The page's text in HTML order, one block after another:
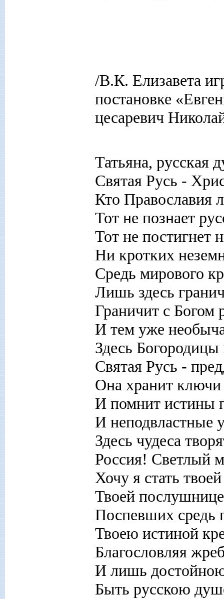
/В.К. Елизавета
постановке
цесаревич
Татьяна, русская
Святая Русь -
Кто Православия
Тот не познает
Тот не постигнет
Ни кротких
Средь мирового
Лишь здесь
Граничит с Богом
И тем уже
Здесь Богородицы
Святая Русь -
Она хранит
И помнит истины
И неподвластные
Здесь чудеса
Россия! Светлый
Хочу я стать
Твоей
Поспевших средь
Твоею истиной
Благословляя
И лишь
Быть русскою